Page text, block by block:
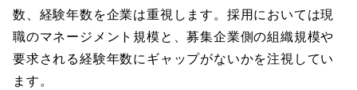
数、経験年数を企業は重視します。採用においては現
職のマネージメント規模と、募集企業側の組織規模や
要求される経験年数にギャップがないかを注視してい
ます。